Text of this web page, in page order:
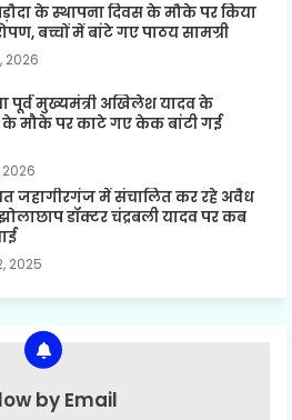
के स्थापना दिवस के मौके पर किया
बच्चों में बांटे गए पाठय सामग्री
2026
पूर्व मुख्यमंत्री अखिलेश यादव के
मौके पर काटे गए केक बांटी गई
2026
जहागीरगंज में संचालित कर रहे अवैध
डॉक्टर चंद्रबली यादव पर कब
2025
by Email